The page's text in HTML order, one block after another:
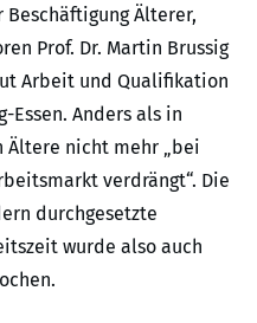
Älterer,
Prof. Dr. Martin Brussig
Arbeit und Qualifikation
Essen. Anders als in
Ältere nicht mehr „bei
verdrängt“. Die
durchgesetzte
wurde also auch